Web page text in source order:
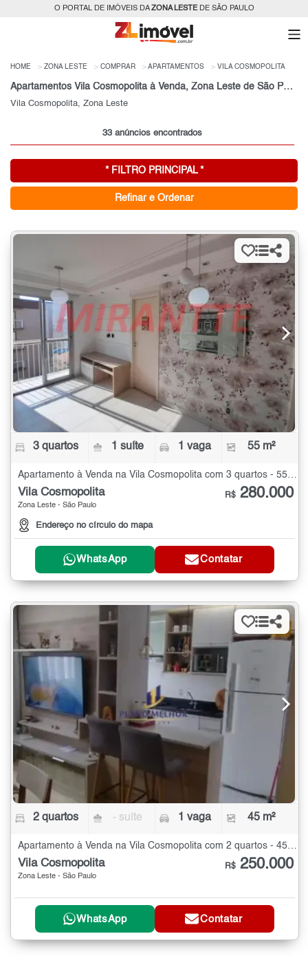
O PORTAL DE IMÓVEIS DAZONA LESTEDE SÃO PAULO
HOME ZONA LESTE COMPRAR APARTAMENTOS VILA COSMOPOLITA
Apartamentos Vila Cosmopolita à Venda, Zona Leste de São Paulo, SP
Vila Cosmopolita, Zona Leste
33 anúncios encontrados
* FILTRO PRINCIPAL *
Refinar e Ordenar
3 quartos 1 suíte 1 vaga 55 m²
Vila Cosmopolita
Zona Leste - São Paulo
Endereço no círculo do mapa
R$ 280.000
WhatsApp Contatar
2 quartos - suíte 1 vaga 45 m²
Vila Cosmopolita
Zona Leste - São Paulo
R$ 250.000
WhatsApp Contatar